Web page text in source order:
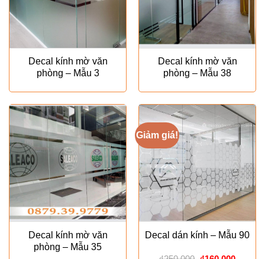
Decal kính mờ văn
phòng – Mẫu 3
Decal kính mờ văn
phòng – Mẫu 38
Decal kính mờ văn
phòng – Mẫu 35
Giảm giá!
Decal dán kính – Mẫu 90